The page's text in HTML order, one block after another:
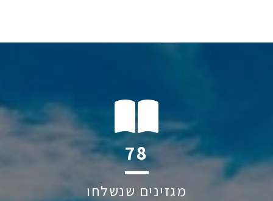
116
מגזינים שנשלחו